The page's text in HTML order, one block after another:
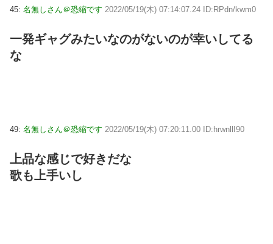
45: 名無しさん＠恐縮です 2022/05/19(木) 07:14:07.24 ID:RPdn/kwm0
一発ギャグみたいなのがないのが幸いしてる
な
49: 名無しさん＠恐縮です 2022/05/19(木) 07:20:11.00 ID:hrwnllI90
上品な感じで好きだな
歌も上手いし